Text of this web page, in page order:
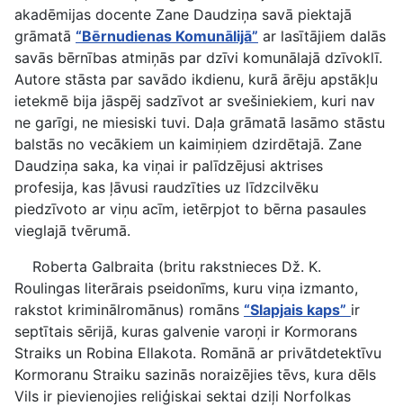
akadēmijas docente Zane Daudziņa savā piektajā
grāmatā “Bērnudienas Komunālijā” ar lasītājiem dalās
savās bērnības atmiņās par dzīvi komunālajā dzīvoklī.
Autore stāsta par savādo ikdienu, kurā ārēju apstākļu
ietekmē bija jāspēj sadzīvot ar svešiniekiem, kuri nav
ne garīgi, ne miesiski tuvi. Daļa grāmatā lasāmo stāstu
balstās no vecākiem un kaimiņiem dzirdētajā. Zane
Daudziņa saka, ka viņai ir palīdzējusi aktrises
profesija, kas ļāvusi raudzīties uz līdzcilvēku
piedzīvoto ar viņu acīm, ietērpjot to bērna pasaules
vieglajā tvērumā.
Roberta Galbraita (britu rakstnieces Dž. K.
Roulingas literārais pseidonīms, kuru viņa izmanto,
rakstot kriminālromānus) romāns “Slapjais kaps” ir
septītais sērijā, kuras galvenie varoņi ir Kormorans
Straiks un Robina Ellakota. Romānā ar privātdetektīvu
Kormoranu Straiku sazinās noraizējies tēvs, kura dēls
Vils ir pievienojies reliģiskai sektai dziļi Norfolkas